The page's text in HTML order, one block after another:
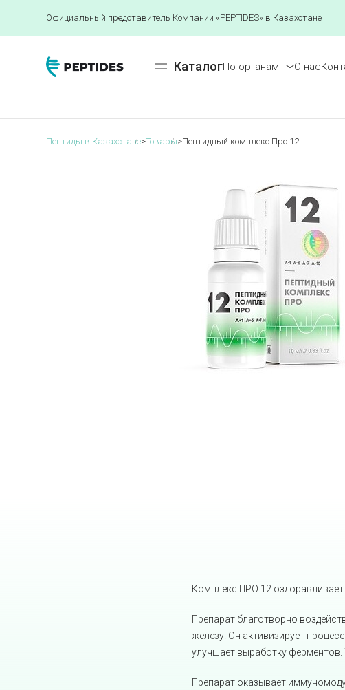
Официальный представитель Компании «PEPTIDES» в Казахстане
КаталогПо органам О нас
Пептиды в Казахстане>Товары>Пептидный комплекс Про 12
Комплекс ПРО 12
Препарат благотворно
железу. Он активизирует
улучшает выработку ферментов.
Препарат оказывает